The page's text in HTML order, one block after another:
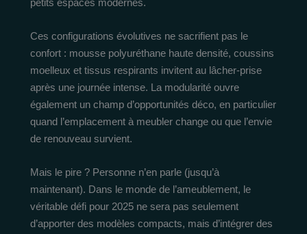
petits espaces modernes.
Ces configurations évolutives ne sacrifient pas le
confort : mousse polyuréthane haute densité, coussins
moelleux et tissus respirants invitent au lâcher-prise
après une journée intense. La modularité ouvre
également un champ d’opportunités déco, en particulier
quand l’emplacement à meubler change ou que l’envie
de renouveau survient.
Mais le pire ? Personne n’en parle (jusqu’à
maintenant). Dans le monde de l’ameublement, le
véritable défi pour 2025 ne sera pas seulement
d’apporter des modèles compacts, mais d’intégrer des